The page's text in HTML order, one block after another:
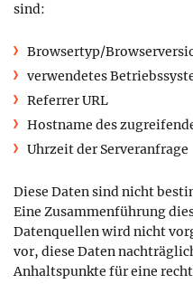
sind:
Browsertyp/
verwendetes
Referrer URL
Hostname des
Uhrzeit der Serveranfrage
Diese Daten sind nicht
Eine Zusammenführung
Datenquellen wird nicht
vor, diese Daten
Anhaltspunkte für eine